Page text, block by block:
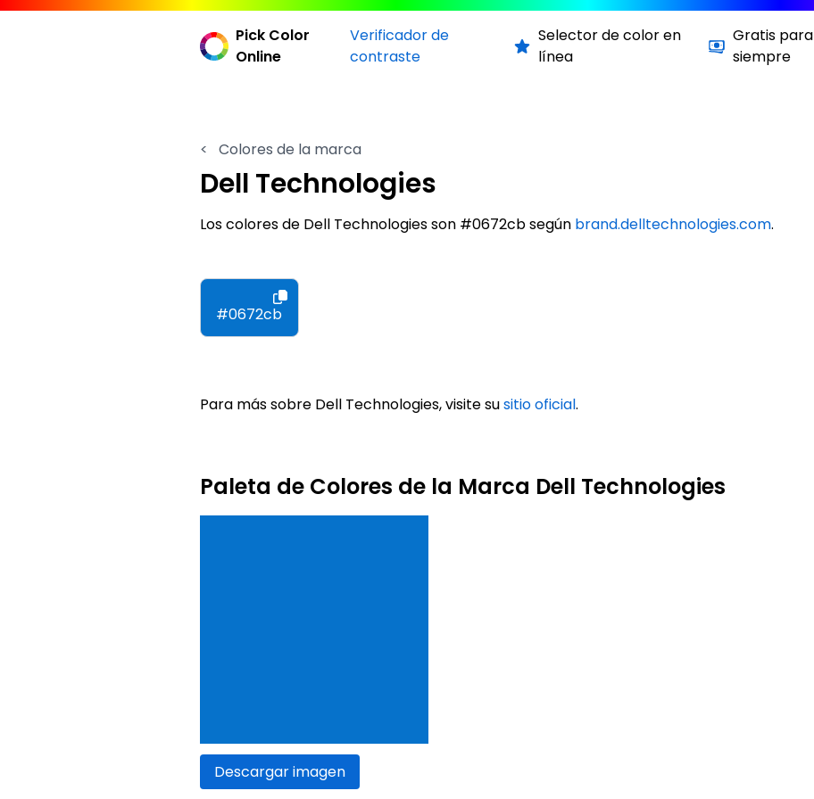
Pick Color
Online
Verificador de
contraste
Selector de color en
línea
Gratis para
siempre
< Colores de la marca
Dell Technologies
Los colores de Dell Technologies son #0672cb según brand.delltechnologies.com.
#0672cb
Para más sobre Dell Technologies, visite susitio oficial.
Paleta de Colores de la Marca Dell Technologies
Descargar imagen